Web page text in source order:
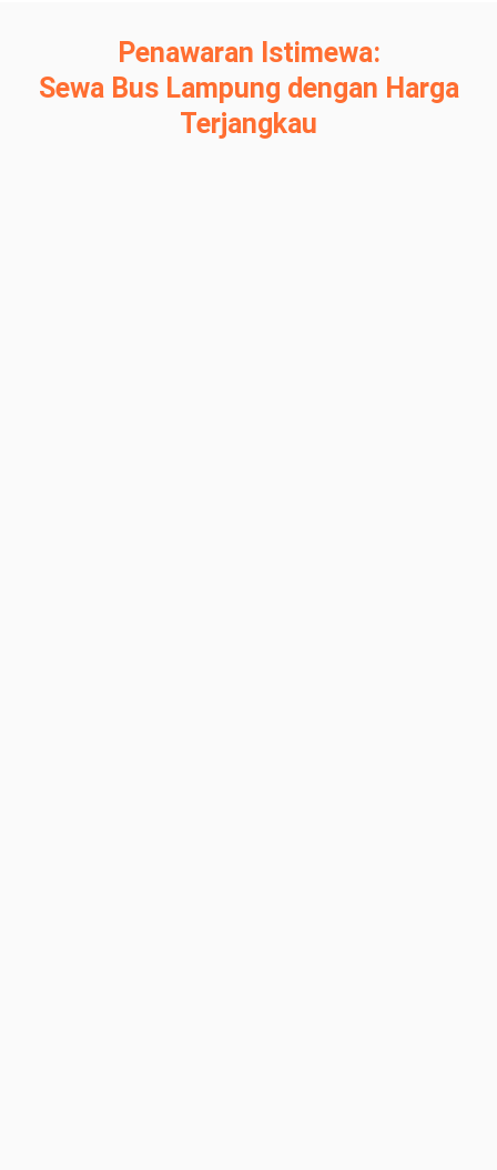
Penawaran Istimewa:
Sewa Bus Lampung dengan Harga
Terjangkau